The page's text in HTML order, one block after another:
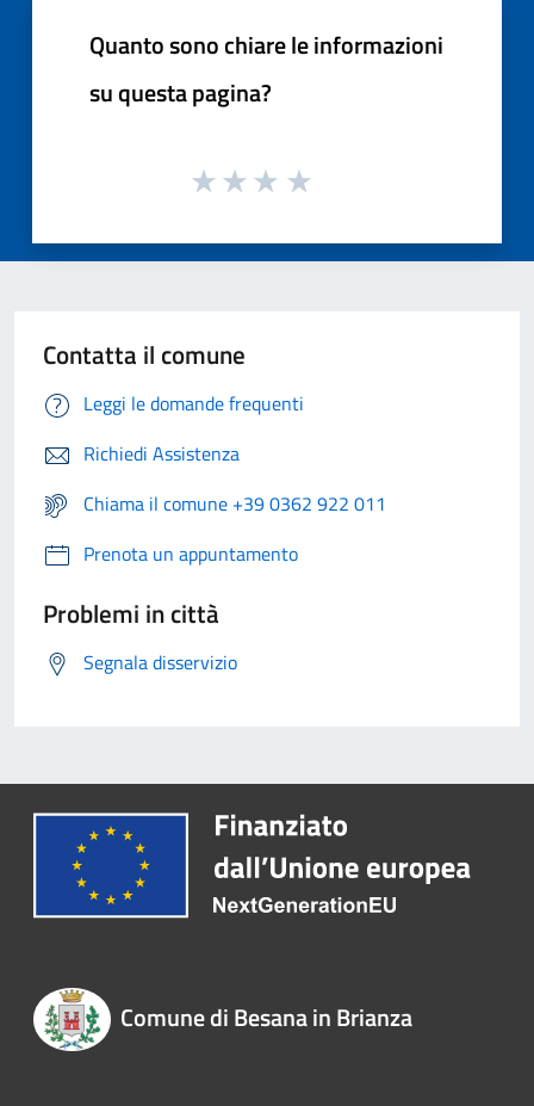
Quanto sono chiare le informazioni
su questa pagina?
Contatta il comune
Leggi le domande frequenti
Richiedi Assistenza
Chiama il comune +39 0362 922 011
Prenota un appuntamento
Problemi in città
Segnala disservizio
Comune di Besana in Brianza